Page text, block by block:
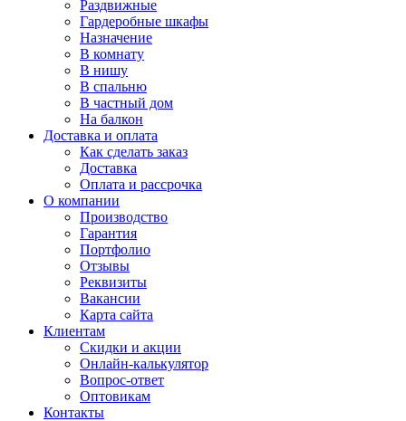
Раздвижные
Гардеробные шкафы
Назначение
В комнату
В нишу
В спальню
В частный дом
На балкон
Доставка и оплата
Как сделать заказ
Доставка
Оплата и рассрочка
О компании
Производство
Гарантия
Портфолио
Отзывы
Реквизиты
Вакансии
Карта сайта
Клиентам
Скидки и акции
Онлайн-калькулятор
Вопрос-ответ
Оптовикам
Контакты